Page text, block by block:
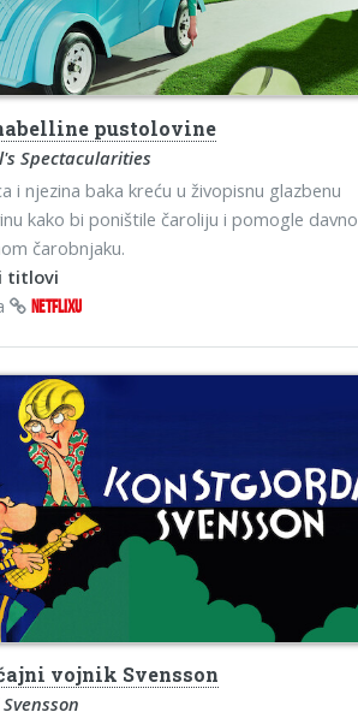
pustolovine
Spectacularities
i njezina baka kreću u živopisnu glazbenu
kako bi poništile čaroliju i pomogle davno
čarobnjaku.
titlovi
NETFLIXU
vojnik Svensson